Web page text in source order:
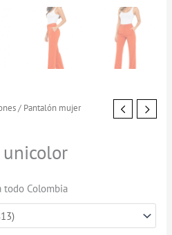
/ Pantalón mujer
todo Colombia